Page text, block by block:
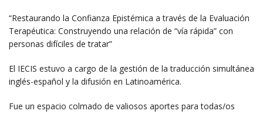
“Restaurando la Confianza Epistémica a través de la Evaluación
Terapéutica: Construyendo una relación de “vía rápida” con
personas difíciles de tratar”
El IECIS estuvo a cargo de la gestión de la traducción simultánea
inglés-español y la difusión en Latinoamérica.
Fue un espacio colmado de valiosos aportes para todas/os